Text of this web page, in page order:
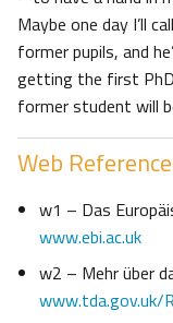
Maybe one day I’ll
former pupils, and
getting the first
former student will
Web
w1 – Das
www.ebi.ac.uk
w2 – Mehr über